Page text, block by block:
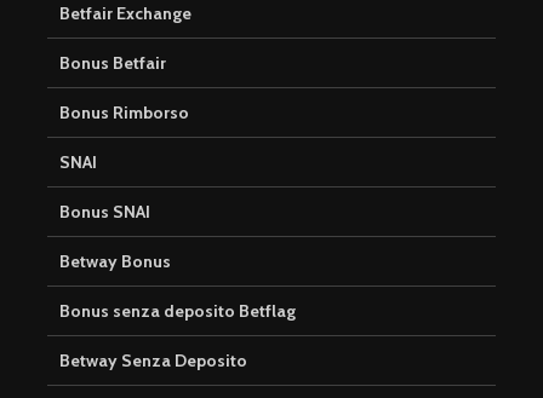
Betfair Exchange
Bonus Betfair
Bonus Rimborso
SNAI
Bonus SNAI
Betway Bonus
Bonus senza deposito Betflag
Betway Senza Deposito